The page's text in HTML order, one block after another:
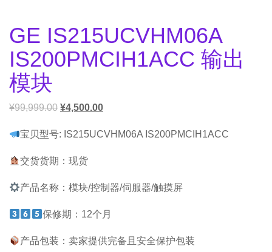
GE IS215UCVHM06A
IS200PMCIH1ACC 输出
模块
¥99,999.00 ¥4,500.00
宝贝型号: IS215UCVHM06A IS200PMCIH1ACC
交货货期：现货
产品名称：模块/控制器/伺服器/触摸屏
保修期：12个月
产品包装：卖家提供完备且安全保护包装